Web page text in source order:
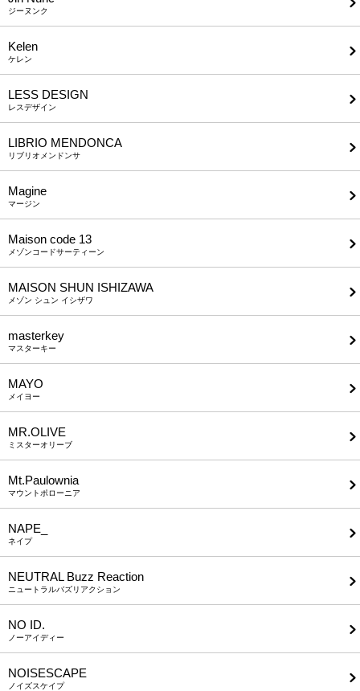
ジーヌンク
Kelen
ケレン
LESS DESIGN
レスデザイン
LIBRIO MENDONCA
リブリオメンドンサ
Magine
マージン
Maison code 13
メゾンコードサーティーン
MAISON SHUN ISHIZAWA
メゾン シュン イシザワ
masterkey
マスターキー
MAYO
メイヨー
MR.OLIVE
ミスターオリーブ
Mt.Paulownia
マウントポローニア
NAPE_
ネイプ
NEUTRAL Buzz Reaction
ニュートラルバズリアクション
NO ID.
ノーアイディー
NOISESCAPE
ノイズスケイプ